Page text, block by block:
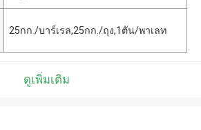
25กก./บาร์เรล,25กก./ถุง,1ตัน/พาเลท
ดูเพิ่มเติม